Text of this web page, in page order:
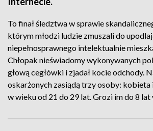
To finał śledztwa w sprawie
którym młodzi ludzie zmuszali do
niepełnosprawnego intelektualnie
Chłopak nieświadomy wykonywanych
głową cegłówki i zjadał kocie odchody.
oskarżonych zasiądą trzy osoby: kobieta
w wieku od 21 do 29 lat. Grozi im do 8 lat